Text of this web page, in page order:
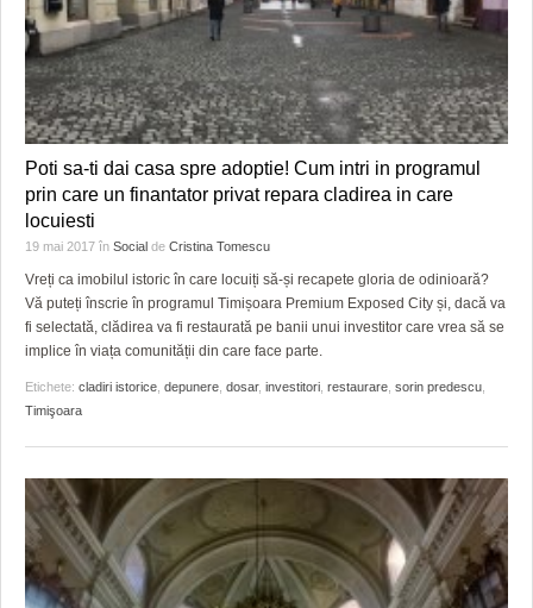
Poti sa-ti dai casa spre adoptie! Cum intri in programul
prin care un finantator privat repara cladirea in care
locuiesti
19 mai 2017 în Social de Cristina Tomescu
Vreți ca imobilul istoric în care locuiți să-și recapete gloria de odinioară?
Vă puteți înscrie în programul Timișoara Premium Exposed City și, dacă va
fi selectată, clădirea va fi restaurată pe banii unui investitor care vrea să se
implice în viața comunității din care face parte.
Etichete: cladiri istorice depunere dosar, investitori restaurare sorin predescu
Timişoara